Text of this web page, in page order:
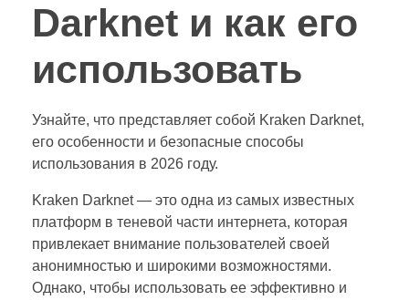
Darknet и как его
использовать
Узнайте, что представляет собой Kraken Darknet,
его особенности и безопасные способы
использования в 2026 году.
Kraken Darknet — это одна из самых известных
платформ в теневой части интернета, которая
привлекает внимание пользователей своей
анонимностью и широкими возможностями.
Однако, чтобы использовать ее эффективно и